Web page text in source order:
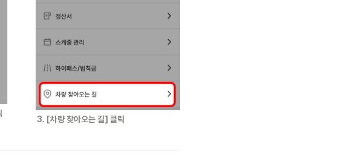
3. [차량 찾아오는 길] 클릭